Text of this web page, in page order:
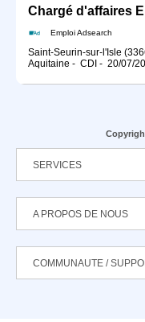
Chargé d'affaires
Emploi Adsearch
Saint-Seurin-sur-l'Isle
Aquitaine - CDI - 20/07/
SERVICES
A PROPOS DE NOUS
COMMUNAUTE /